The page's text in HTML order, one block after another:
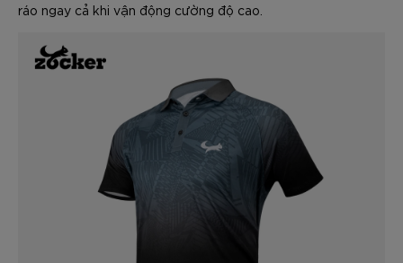
ráo ngay cả khi vận động cường độ cao.